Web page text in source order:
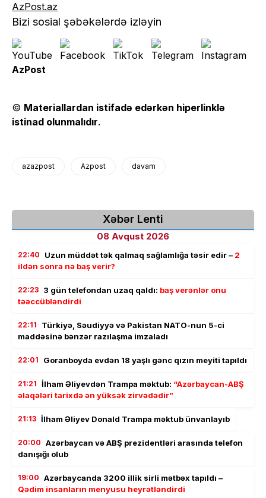
AzPost.az
Bizi sosial şəbəkələrdə izləyin
AzPost
© Materiallardan istifadə edərkən hiperlinklə
istinad olunmalıdır.
azazpost Azpost davam
Xəbər Lenti
08 Avqust 2026
22:40 Uzun müddət tək qalmaq sağlamlığa təsir edir – 2
ildən sonra nə baş verir?
22:23 3 gün telefondan uzaq qaldı: baş verənlər onu
təəccübləndirdi
22:11
Türkiyə, Səudiyyə və Pakistan NATO-nun 5-ci
maddəsinə bənzər razılaşma imzaladı
22:01 Goranboyda evdən 18 yaşlı gənc qızın meyiti tapıldı
21:21 İlham Əliyevdən Trampa məktub: “Azərbaycan-ABŞ
əlaqələri tarixdə ən yüksək zirvədədir”
21:13 İlham Əliyev Donald Trampa məktub ünvanlayıb
20:00 Azərbaycan və ABŞ prezidentləri arasında telefon
danışığı olub
19:00 Azərbaycanda 3200 illik sirli mətbəx tapıldı –
Qədim insanların menyusu heyrətləndirdi